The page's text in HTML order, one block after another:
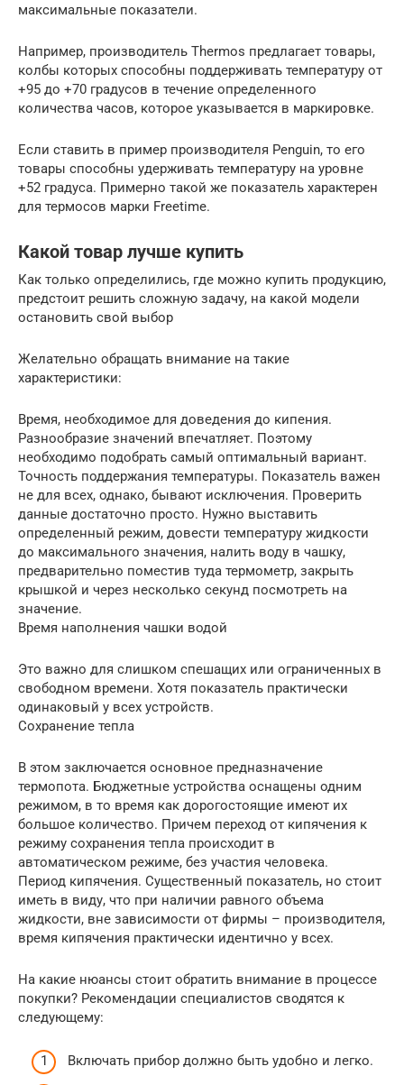
максимальные показатели.
Например, производитель Thermos предлагает товары,
колбы которых способны поддерживать температуру от
+95 до +70 градусов в течение определенного
количества часов, которое указывается в маркировке.
Если ставить в пример производителя Penguin, то его
товары способны удерживать температуру на уровне
+52 градуса. Примерно такой же показатель характерен
для термосов марки Freetime.
Какой товар лучше купить
Как только определились, где можно купить продукцию,
предстоит решить сложную задачу, на какой модели
остановить свой выбор
Желательно обращать внимание на такие
характеристики:
Время, необходимое для доведения до кипения.
Разнообразие значений впечатляет. Поэтому
необходимо подобрать самый оптимальный вариант.
Точность поддержания температуры. Показатель важен
не для всех, однако, бывают исключения. Проверить
данные достаточно просто. Нужно выставить
определенный режим, довести температуру жидкости
до максимального значения, налить воду в чашку,
предварительно поместив туда термометр, закрыть
крышкой и через несколько секунд посмотреть на
значение.
Время наполнения чашки водой
Это важно для слишком спешащих или ограниченных в
свободном времени. Хотя показатель практически
одинаковый у всех устройств.
Сохранение тепла
В этом заключается основное предназначение
термопота. Бюджетные устройства оснащены одним
режимом, в то время как дорогостоящие имеют их
большое количество. Причем переход от кипячения к
режиму сохранения тепла происходит в
автоматическом режиме, без участия человека.
Период кипячения. Существенный показатель, но стоит
иметь в виду, что при наличии равного объема
жидкости, вне зависимости от фирмы – производителя,
время кипячения практически идентично у всех.
На какие нюансы стоит обратить внимание в процессе
покупки? Рекомендации специалистов сводятся к
следующему:
Включать прибор должно быть удобно и легко.